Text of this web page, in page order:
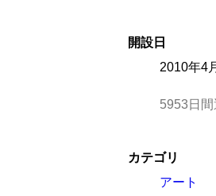
開設日
2010年4
5953日間
カテゴリ
アート